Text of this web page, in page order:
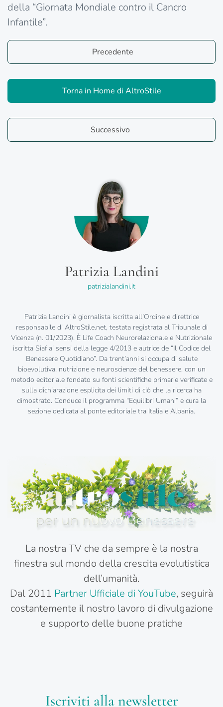
della “Giornata Mondiale contro il Cancro
Infantile”.
Precedente
Torna in Home di AltroStile
Successivo
Patrizia Landini
patrizialandini.it
Patrizia Landini è giornalista iscritta all’Ordine e direttrice
responsabile di AltroStile.net, testata registrata al Tribunale di
Vicenza (n. 01/2023). È Life Coach Neurorelazionale e Nutrizionale
iscritta Siaf ai sensi della legge 4/2013 e autrice de “Il Codice del
Benessere Quotidiano”. Da trent’anni si occupa di salute
bioevolutiva, nutrizione e neuroscienze del benessere, con un
metodo editoriale fondato su fonti scientifiche primarie verificate e
sulla dichiarazione esplicita dei limiti di ciò che la ricerca ha
dimostrato. Conduce il programma “Equilibri Umani” e cura la
sezione dedicata al ponte editoriale tra Italia e Albania.
La nostra TV che da sempre è la nostra
finestra sul mondo della crescita evolutistica
dell’umanità.
Dal 2011 Partner Ufficiale di YouTube, seguirà
costantemente il nostro lavoro di divulgazione
e supporto delle buone pratiche
Iscriviti alla newsletter